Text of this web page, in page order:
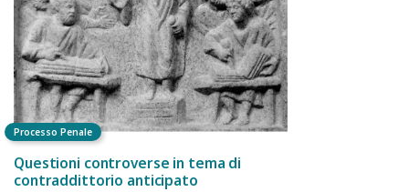
Processo Penale
Questioni controverse in tema di
contraddittorio anticipato